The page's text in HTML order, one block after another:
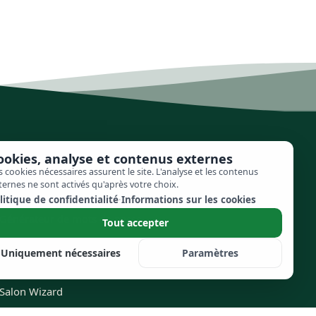
analyse et contenus externes
cookies nécessaires assurent le site. L'analyse et les contenus
ne sont activés qu'après votre choix.
de confidentialité·Informations sur les cookies
Tout accepter
Uniquement nécessaires Paramètres
gratuits
Générateur de mots de passe
Gestion des plannings
Salon Wizard